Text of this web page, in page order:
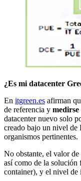
¿Es mi datacenter
En itgreen.es afirman
de referencia y medirse
datacenter nuevo solo
creado bajo un nivel de
organismos pertinentes.
No obstante, el valor de
así como de la solución
container), y el nivel